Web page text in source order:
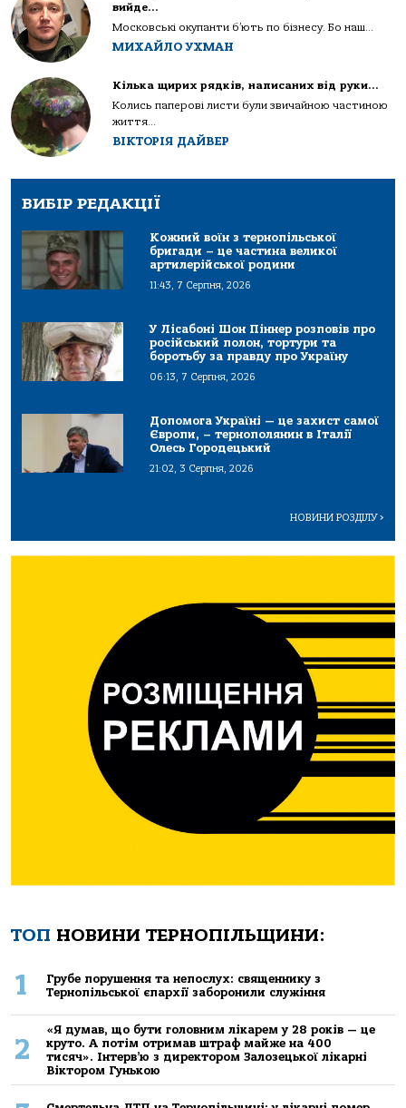
вийде…
Московські окупанти б’ють по бізнесу. Бо наш...
МИХАЙЛО УХМАН
Кілька щирих рядків, написаних від руки…
Колись паперові листи були звичайною частиною
життя...
ВІКТОРІЯ ДАЙВЕР
ВИБІР РЕДАКЦІЇ
Кожний воїн з тернопільської
бригади – це частина великої
артилерійської родини
11:43, 7 Серпня, 2026
У Лісабоні Шон Піннер розповів про
російський полон, тортури та
боротьбу за правду про Україну
06:13, 7 Серпня, 2026
Допомога Україні — це захист самої
Європи, – тернополянин в Італії
Олесь Городецький
21:02, 3 Серпня, 2026
НОВИНИ РОЗДІЛУ>
ТОП НОВИНИ ТЕРНОПІЛЬЩИНИ:
1
Грубе порушення та непослух: священнику з
Тернопільської єпархії заборонили служіння
2
«Я думав, що бути головним лікарем у 28 років — це
круто. А потім отримав штраф майже на 400
тисяч». Інтерв’ю з директором Залозецької лікарні
Віктором Гунькою